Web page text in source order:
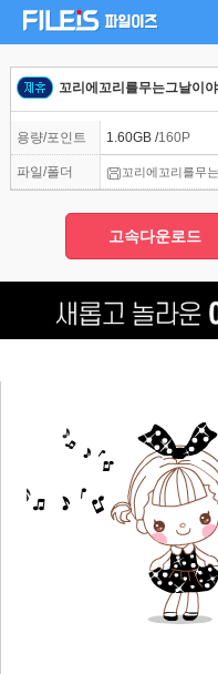
용량/포인트 1.60GB /160P
파일/폴더 꼬리에꼬리를무는
고속다운로드